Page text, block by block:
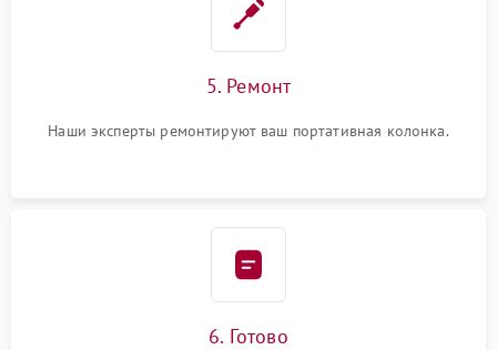
5. Ремонт
Наши эксперты ремонтируют ваш портативная колонка.
6. Готово